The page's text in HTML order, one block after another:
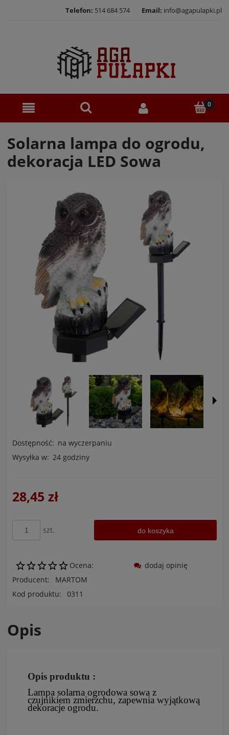
Telefon: 514 684 574 Email: info@agapulapki.pl
Solarna lampa do ogrodu,
dekoracja LED Sowa
Dostępność: na wyczerpaniu
Wysyłka w: 24 godziny
28,45 zł
szt. do koszyka
Ocena:
Producent:
MARTOM
Kod produktu:
0311
dodaj opinię
Opis
Opis produktu :
Lampa solarna ogrodowa sowa z
czujnikiem zmierzchu, zapewnia wyjątkową
dekoracje ogrodu.